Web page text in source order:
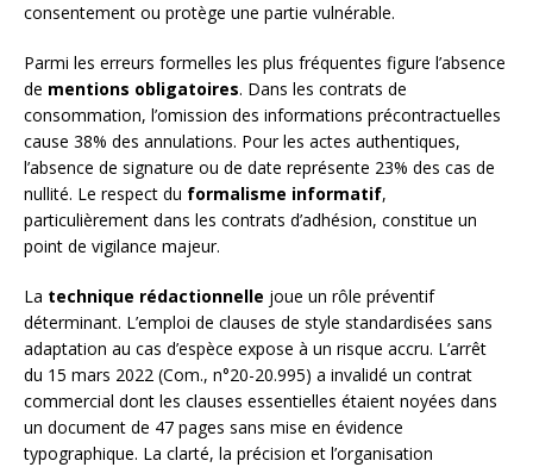
consentement ou protège une partie vulnérable.
Parmi les erreurs formelles les plus fréquentes figure l’absence
de mentions obligatoires. Dans les contrats de
consommation, l’omission des informations précontractuelles
cause 38% des annulations. Pour les actes authentiques,
l’absence de signature ou de date représente 23% des cas de
nullité. Le respect du formalisme informatif,
particulièrement dans les contrats d’adhésion, constitue un
point de vigilance majeur.
La technique rédactionnelle joue un rôle préventif
déterminant. L’emploi de clauses de style standardisées sans
adaptation au cas d’espèce expose à un risque accru. L’arrêt
du 15 mars 2022 (Com., n°20-20.995) a invalidé un contrat
commercial dont les clauses essentielles étaient noyées dans
un document de 47 pages sans mise en évidence
typographique. La clarté, la précision et l’organisation